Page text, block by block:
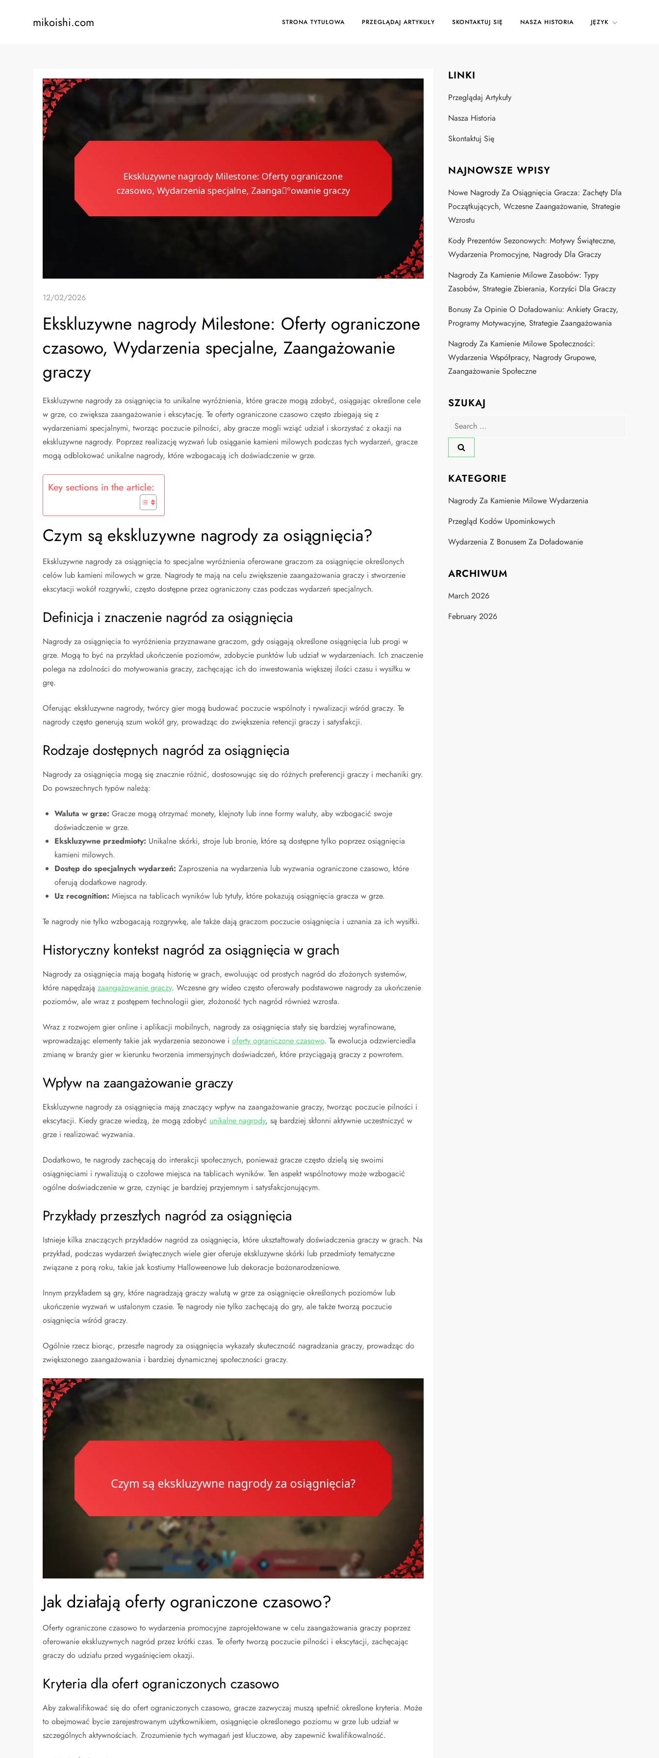
mikoishi.com STRONA TYTUŁOWA PRZEGLĄDAJ ARTYKUŁY SKONTAKTUJ SIĘ NASZA HISTORIA JĘZYK
12/02/2026
Ekskluzywne nagrody Milestone: Oferty ograniczone
czasowo, Wydarzenia specjalne, Zaangażowanie
graczy
Ekskluzywne nagrody za osiągnięcia to unikalne wyróżnienia, które gracze mogą zdobyć, osiągając określone cele
w grze, co zwiększa zaangażowanie i ekscytację. Te oferty ograniczone czasowo często zbiegają się z
wydarzeniami specjalnymi, tworząc poczucie pilności, aby gracze mogli wziąć udział i skorzystać z okazji na
ekskluzywne nagrody. Poprzez realizację wyzwań lub osiąganie kamieni milowych podczas tych wydarzeń, gracze
mogą odblokować unikalne nagrody, które wzbogacają ich doświadczenie w grze.
Key sections in the article:
Czym są ekskluzywne nagrody za osiągnięcia?
Ekskluzywne nagrody za osiągnięcia to specjalne wyróżnienia oferowane graczom za osiągnięcie określonych
celów lub kamieni milowych w grze. Nagrody te mają na celu zwiększenie zaangażowania graczy i stworzenie
ekscytacji wokół rozgrywki, często dostępne przez ograniczony czas podczas wydarzeń specjalnych.
Definicja i znaczenie nagród za osiągnięcia
Nagrody za osiągnięcia to wyróżnienia przyznawane graczom, gdy osiągają określone osiągnięcia lub progi w
grze. Mogą to być na przykład ukończenie poziomów, zdobycie punktów lub udział w wydarzeniach. Ich znaczenie
polega na zdolności do motywowania graczy, zachęcając ich do inwestowania większej ilości czasu i wysiłku w
grę.
Oferując ekskluzywne nagrody, twórcy gier mogą budować poczucie wspólnoty i rywalizacji wśród graczy. Te
nagrody często generują szum wokół gry, prowadząc do zwiększenia retencji graczy i satysfakcji.
Rodzaje dostępnych nagród za osiągnięcia
Nagrody za osiągnięcia mogą się znacznie różnić, dostosowując się do różnych preferencji graczy i mechaniki gry.
Do powszechnych typów należą:
Waluta w grze: Gracze mogą otrzymać monety, klejnoty lub inne formy waluty, aby wzbogacić swoje
doświadczenie w grze.
Ekskluzywne przedmioty: Unikalne skórki, stroje lub bronie, które są dostępne tylko poprzez osiągnięcia
kamieni milowych.
Dostęp do specjalnych wydarzeń: Zaproszenia na wydarzenia lub wyzwania ograniczone czasowo, które
oferują dodatkowe nagrody.
Uz recognition: Miejsca na tablicach wyników lub tytuły, które pokazują osiągnięcia gracza w grze.
Te nagrody nie tylko wzbogacają rozgrywkę, ale także dają graczom poczucie osiągnięcia i uznania za ich wysiłki.
Historyczny kontekst nagród za osiągnięcia w grach
Nagrody za osiągnięcia mają bogatą historię w grach, ewoluując od prostych nagród do złożonych systemów,
które napędzajązaangażowanie graczy. Wczesne gry wideo często oferowały podstawowe nagrody za ukończenie
poziomów, ale wraz z postępem technologii gier, złożoność tych nagród również wzrosła.
Wraz z rozwojem gier online i aplikacji mobilnych, nagrody za osiągnięcia stały się bardziej wyrafinowane,
wprowadzając elementy takie jak wydarzenia sezonowe ioferty ograniczone czasowo. Ta ewolucja odzwierciedla
zmianę w branży gier w kierunku tworzenia immersyjnych doświadczeń, które przyciągają graczy z powrotem.
Wpływ na zaangażowanie graczy
Ekskluzywne nagrody za osiągnięcia mają znaczący wpływ na zaangażowanie graczy, tworząc poczucie pilności i
ekscytacji. Kiedy gracze wiedzą, że mogą zdobyć unikalne nagrody, są bardziej skłonni aktywnie uczestniczyć w
grze i realizować wyzwania.
Dodatkowo, te nagrody zachęcają do interakcji społecznych, ponieważ gracze często dzielą się swoimi
osiągnięciami i rywalizują o czołowe miejsca na tablicach wyników. Ten aspekt wspólnotowy może wzbogacić
ogólne doświadczenie w grze, czyniąc je bardziej przyjemnym i satysfakcjonującym.
Przykłady przeszłych nagród za osiągnięcia
Istnieje kilka znaczących przykładów nagród za osiągnięcia, które ukształtowały doświadczenia graczy w grach. Na
przykład, podczas wydarzeń świątecznych wiele gier oferuje ekskluzywne skórki lub przedmioty tematyczne
związane z porą roku, takie jak kostiumy Halloweenowe lub dekoracje bożonarodzeniowe.
Innym przykładem są gry, które nagradzają graczy walutą w grze za osiągnięcie określonych poziomów lub
ukończenie wyzwań w ustalonym czasie. Te nagrody nie tylko zachęcają do gry, ale także tworzą poczucie
osiągnięcia wśród graczy.
Ogólnie rzecz biorąc, przeszłe nagrody za osiągnięcia wykazały skuteczność nagradzania graczy, prowadząc do
zwiększonego zaangażowania i bardziej dynamicznej społeczności graczy.
Jak działają oferty ograniczone czasowo?
Oferty ograniczone czasowo to wydarzenia promocyjne zaprojektowane w celu zaangażowania graczy poprzez
oferowanie ekskluzywnych nagród przez krótki czas. Te oferty tworzą poczucie pilności i ekscytacji, zachęcając
graczy do udziału przed wygaśnięciem okazji.
Kryteria dla ofert ograniczonych czasowo
Aby zakwalifikować się do ofert ograniczonych czasowo, gracze zazwyczaj muszą spełnić określone kryteria. Może
to obejmować bycie zarejestrowanym użytkownikiem, osiągnięcie określonego poziomu w grze lub udział w
szczególnych aktywnościach. Zrozumienie tych wymagań jest kluczowe, aby zapewnić kwalifikowalność.
LINKI
Przeglądaj Artykuły
Nasza Historia
Skontaktuj Się
NAJNOWSZE WPISY
Nowe Nagrody Za Osiągnięcia Gracza: Zachęty Dla
Początkujących, Wczesne Zaangażowanie, Strategie
Wzrostu
Kody Prezentów Sezonowych: Motywy Świąteczne,
Wydarzenia Promocyjne, Nagrody Dla Graczy
Nagrody Za Kamienie Milowe Zasobów: Typy
Zasobów, Strategie Zbierania, Korzyści Dla Graczy
Bonusy Za Opinie O Doładowaniu: Ankiety Graczy,
Programy Motywacyjne, Strategie Zaangażowania
Nagrody Za Kamienie Milowe Społeczności:
Wydarzenia Współpracy, Nagrody Grupowe,
Zaangażowanie Społeczne
SZUKAJ
Search
for:
KATEGORIE
Nagrody Za Kamienie Milowe Wydarzenia
Przegląd Kodów Upominkowych
Wydarzenia Z Bonusem Za Doładowanie
ARCHIWUM
March 2026
February 2026